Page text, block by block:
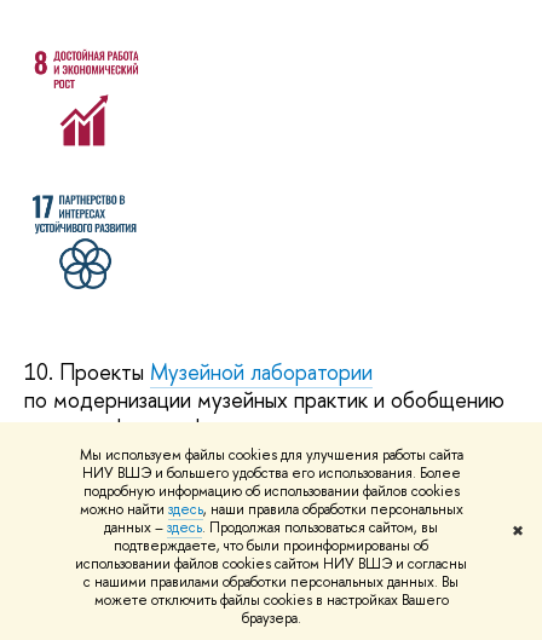
Мы используем файлы cookies для улучшения работы сайта
НИУ ВШЭ и большего удобства его использования. Более
подробную информацию об использовании файлов cookies
можно найти здесь, наши правила обработки персональных
данных –здесь. Продолжая пользоваться сайтом, вы
подтверждаете, что были проинформированы об
использовании файлов cookies сайтом НИУ ВШЭ и согласны
с нашими правилами обработки персональных данных. Вы
можете отключить файлы cookies в настройках Вашего
браузера.
✖
10. Проекты Музейной лаборатории
по модернизации музейных практик и обобщению
опыта в сфере цифровых музеев, инклюзивных
программ, работы с аудиторией и новых бизнес-
моделей для музейного дела.